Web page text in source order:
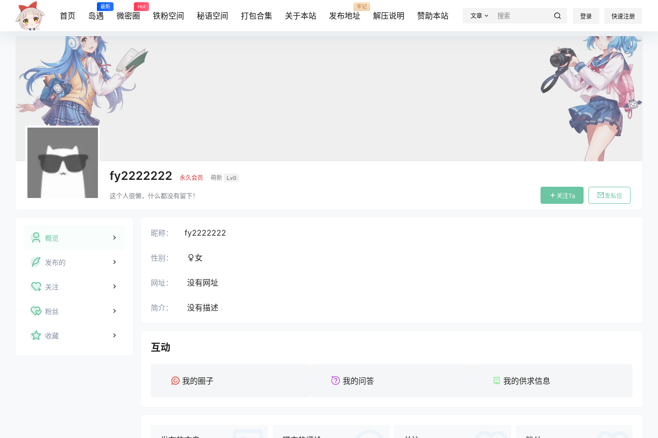
首页 岛遇
最新
微密圈
Hot
铁粉空间 秘语空间 打包合集 关于本站 发布地址
牢记
解压说明 赞助本站 文章 登录 快速注册
fy2222222 永久会员 萌新 Lv0
这个人很懒，什么都没有留下！ 关注Ta 发私信
概览
发布的
关注
粉丝
收藏
昵称： fy2222222
性别： 女
网址： 没有网址
简介： 没有描述
互动
我的圈子 我的问答 我的供求信息